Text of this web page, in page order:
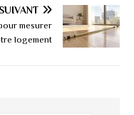
SUIVANT
mesurer
logement